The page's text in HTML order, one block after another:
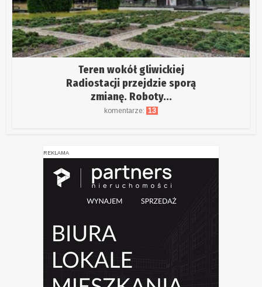
Teren wokół gliwickiej
Radiostacji przejdzie sporą
zmianę. Roboty...
komentarze: 13
REKLAMA